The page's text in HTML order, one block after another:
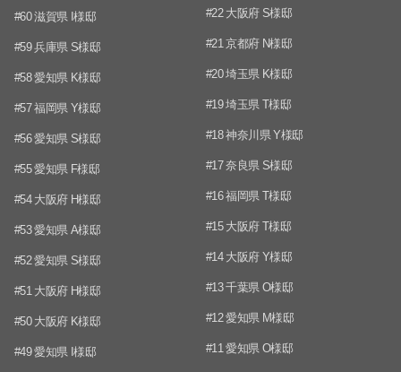
#60 滋賀県 I様邸
#59 兵庫県 S様邸
#58 愛知県 K様邸
#57 福岡県 Y様邸
#56 愛知県 S様邸
#55 愛知県 F様邸
#54 大阪府 H様邸
#53 愛知県 A様邸
#52 愛知県 S様邸
#51 大阪府 H様邸
#50 大阪府 K様邸
#49 愛知県 I様邸
#22 大阪府 S様邸
#21 京都府 N様邸
#20 埼玉県 K様邸
#19 埼玉県 T様邸
#18 神奈川県 Y様邸
#17 奈良県 S様邸
#16 福岡県 T様邸
#15 大阪府 T様邸
#14 大阪府 Y様邸
#13 千葉県 O様邸
#12 愛知県 M様邸
#11 愛知県 O様邸